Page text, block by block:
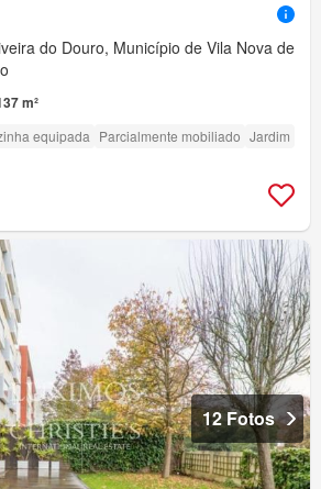
do Douro, Município de Vila Nova de
m²
equipada Parcialmente mobiliado Jardim
12 Fotos